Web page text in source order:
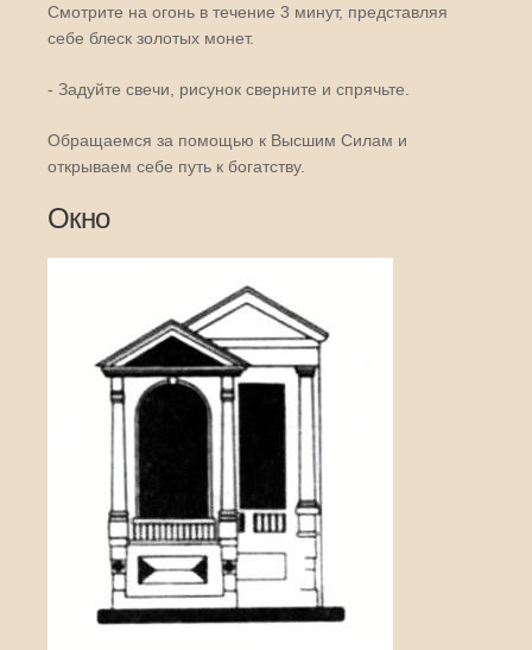
Смотрите на огонь в течение 3 минут, представляя
себе блеск золотых монет.
- Задуйте свечи, рисунок сверните и спрячьте.
Обращаемся за помощью к Высшим Силам и
открываем себе путь к богатству.
Окно